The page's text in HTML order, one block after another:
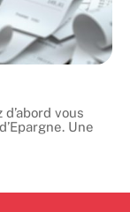
vous
Une